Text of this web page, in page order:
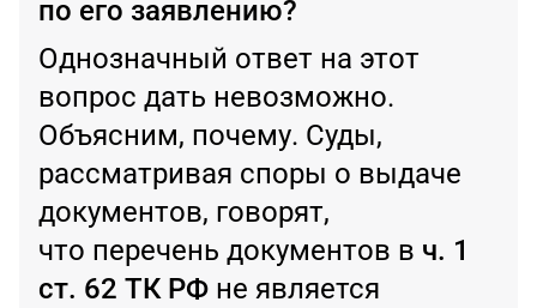
по его заявлению?
Однозначный ответ на этот
вопрос дать невозможно.
Объясним, почему. Суды,
рассматривая споры о выдаче
документов, говорят,
что перечень документов в ч. 1
ст. 62 ТК РФ не является